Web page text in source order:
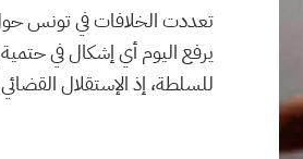
تعددت الخلافات في تونس حول
يرفع اليوم أي إشكال في
للسلطة، إذ الإستقلال